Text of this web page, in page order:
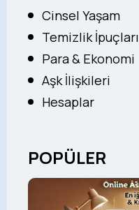
Cinsel Yaşam
Temizlik İpuçları
Para & Ekonomi
Aşk İlişkileri
Hesaplar
POPÜLER